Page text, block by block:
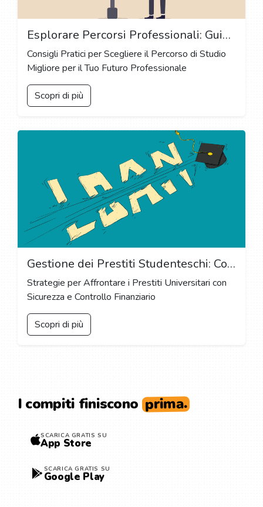
Esplorare Percorsi Professionali: Guida alla Scelta della Specializzazione Universitaria Ideale
Consigli Pratici per Scegliere il Percorso di Studio
Migliore per il Tuo Futuro Professionale
Scopri di più
Gestione dei Prestiti Studenteschi: Consigli per un Prestito e un Rimborso Responsabili
Strategie per Affrontare i Prestiti Universitari con
Sicurezza e Controllo Finanziario
Scopri di più
I compiti finiscono prima.
SCARICA GRATIS SU
App Store
SCARICA GRATIS SU
Google Play